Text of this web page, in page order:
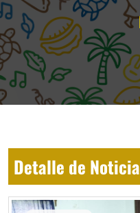
Detalle de